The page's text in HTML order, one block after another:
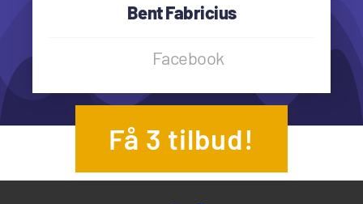
Bent Fabricius
Facebook
Få 3 tilbud!